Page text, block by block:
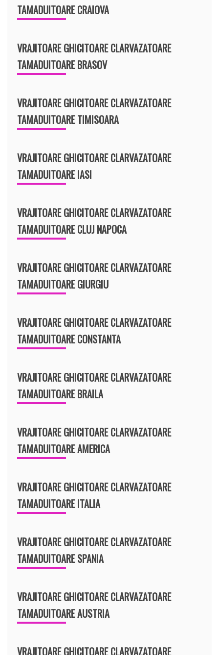
TAMADUITOARE CRAIOVA
VRAJITOARE GHICITOARE CLARVAZATOARE
TAMADUITOARE BRASOV
VRAJITOARE GHICITOARE CLARVAZATOARE
TAMADUITOARE TIMISOARA
VRAJITOARE GHICITOARE CLARVAZATOARE
TAMADUITOARE IASI
VRAJITOARE GHICITOARE CLARVAZATOARE
TAMADUITOARE CLUJ NAPOCA
VRAJITOARE GHICITOARE CLARVAZATOARE
TAMADUITOARE GIURGIU
VRAJITOARE GHICITOARE CLARVAZATOARE
TAMADUITOARE CONSTANTA
VRAJITOARE GHICITOARE CLARVAZATOARE
TAMADUITOARE BRAILA
VRAJITOARE GHICITOARE CLARVAZATOARE
TAMADUITOARE AMERICA
VRAJITOARE GHICITOARE CLARVAZATOARE
TAMADUITOARE ITALIA
VRAJITOARE GHICITOARE CLARVAZATOARE
TAMADUITOARE SPANIA
VRAJITOARE GHICITOARE CLARVAZATOARE
TAMADUITOARE AUSTRIA
VRAJITOARE GHICITOARE CLARVAZATOARE